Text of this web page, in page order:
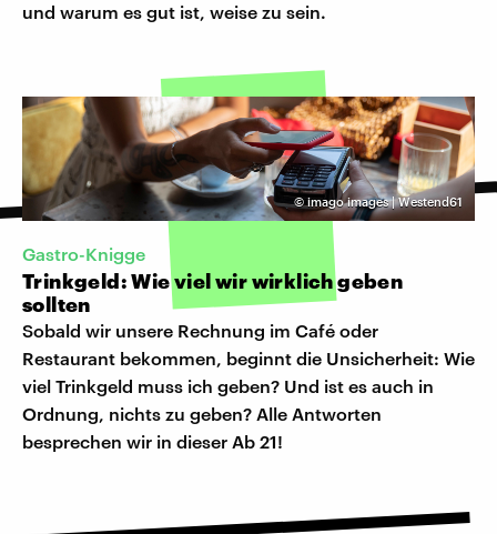
und warum es gut ist, weise zu sein.
© imago images | Westend61
Gastro-Knigge
Trinkgeld: Wie viel wir wirklich geben
sollten
Sobald wir unsere Rechnung im Café oder
Restaurant bekommen, beginnt die Unsicherheit: Wie
viel Trinkgeld muss ich geben? Und ist es auch in
Ordnung, nichts zu geben? Alle Antworten
besprechen wir in dieser Ab 21!